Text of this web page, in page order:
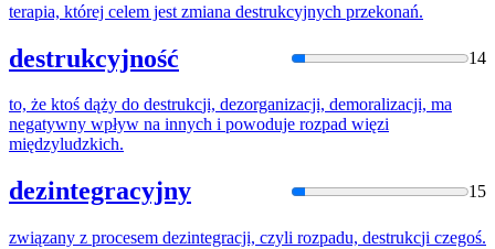
terapia, której celem jest zmiana destrukcyjnych przekonań.
destrukcyjność 14
to, że ktoś dąży do destrukcji, dezorganizacji, demoralizacji, ma
negatywny wpływ na innych i powoduje rozpad więzi
międzyludzkich.
dezintegracyjny 15
związany z procesem dezintegracji, czyli rozpadu, destrukcji czegoś.